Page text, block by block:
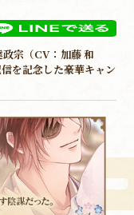
政宗（CV：加藤 和
を記念した豪華キャン